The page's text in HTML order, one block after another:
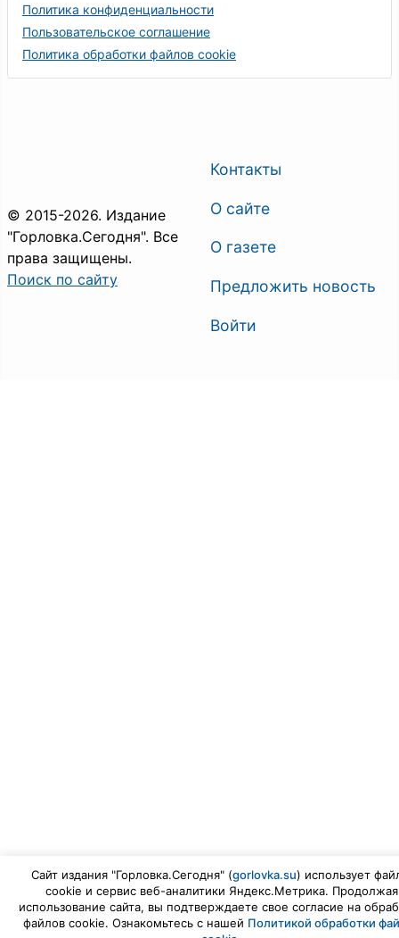
Политика конфиденциальности
Пользовательское соглашение
Политика обработки файлов cookie
© 2015-2026. Издание
"Горловка.Сегодня". Все
права защищены.
Поиск по сайту
Контакты
О сайте
О газете
Предложить новость
Войти
Сайт издания "Горловка.Сегодня" (gorlovka.su) использует
cookie и сервис веб-аналитики Яндекс.Метрика. Продолжая
использование сайта, вы подтверждаете свое согласие на
файлов cookie. Ознакомьтесь с нашей Политикой обработки